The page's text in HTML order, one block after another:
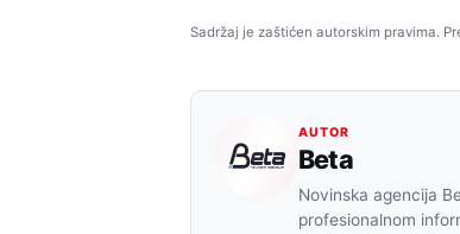
Sadržaj je zaštićen autorskim pravima.
AUTOR
Beta
Novinska agencija
profesionalnom